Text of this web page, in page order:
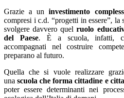
Grazie a un
investimento
compresi i c.d. “progetti in essere”, la
svolgere davvero quel ruolo
del Paese. È a scuola, infatti,
accompagnati nel costruire
preparano al futuro.
Quella che si vuole realizzare
una scuola che forma cittadine e
poter essere determinanti nei